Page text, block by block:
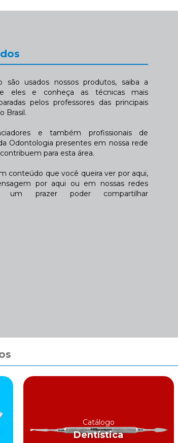
são usados nossos produtos, saiba a
eles e conheça as técnicas mais
pelos professores das principais
Brasil.
e também profissionais de
Odontologia presentes em nossa rede
para esta área.
conteúdo que você queira ver por aqui,
por aqui ou em nossas redes
um prazer poder compartilhar
Catálogo
Dentística